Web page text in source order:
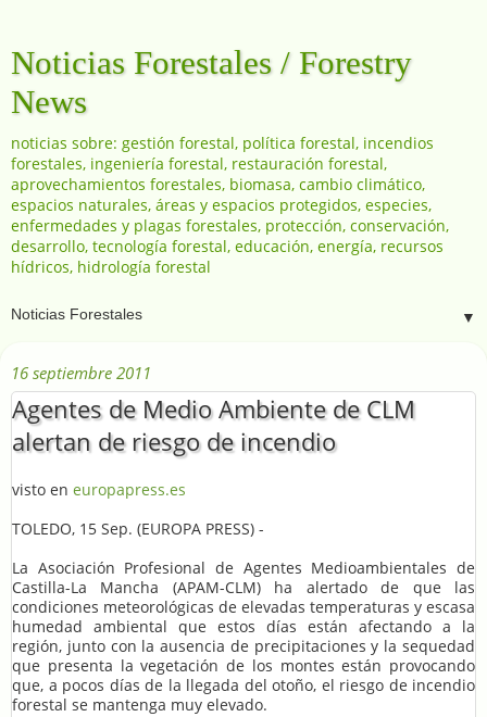
Noticias Forestales / Forestry
News
noticias sobre: gestión forestal, política forestal, incendios
forestales, ingeniería forestal, restauración forestal,
aprovechamientos forestales, biomasa, cambio climático,
espacios naturales, áreas y espacios protegidos, especies,
enfermedades y plagas forestales, protección, conservación,
desarrollo, tecnología forestal, educación, energía, recursos
hídricos, hidrología forestal
▼
16 septiembre 2011
Agentes de Medio Ambiente de CLM
alertan de riesgo de incendio
visto en europapress.es
TOLEDO, 15 Sep. (EUROPA PRESS) -
La Asociación Profesional de Agentes Medioambientales de
Castilla-La Mancha (APAM-CLM) ha alertado de que las
condiciones meteorológicas de elevadas temperaturas y escasa
humedad ambiental que estos días están afectando a la
región, junto con la ausencia de precipitaciones y la sequedad
que presenta la vegetación de los montes están provocando
que, a pocos días de la llegada del otoño, el riesgo de incendio
forestal se mantenga muy elevado.